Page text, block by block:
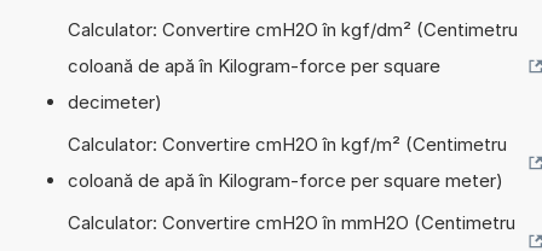
Calculator: Convertire cmH2O în kgf/dm² (Centimetru
coloană de apă în Kilogram-force per square
decimeter)
Calculator: Convertire cmH2O în kgf/m² (Centimetru
coloană de apă în Kilogram-force per square meter)
Calculator: Convertire cmH2O în mmH2O (Centimetru